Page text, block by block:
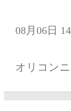
08月06日
オリコン